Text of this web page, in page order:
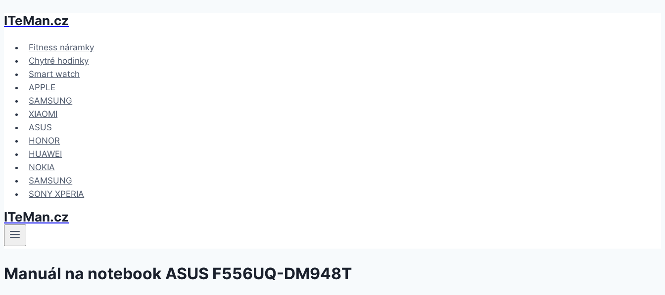
Přeskočit
obsah
ITeMan.cz
Fitness náramky
Chytré hodinky
Smart watch
APPLE
SAMSUNG
XIAOMI
ASUS
HONOR
HUAWEI
NOKIA
SAMSUNG
SONY XPERIA
ITeMan.cz
Manuál na notebook ASUS F556UQ-DM948T